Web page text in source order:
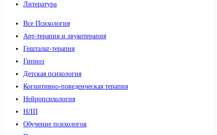
Литература
Все Психология
Арт-терапия и звукотерапия
Гештальт-терапия
Гипноз
Детская психология
Когнитивно-поведенческая терапия
Нейропсихология
НЛП
Обучение психологов